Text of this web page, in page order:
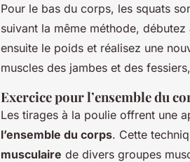
Pour le bas du corps, les squats
suivant la même méthode,
ensuite le poids et réalisez une
muscles des jambes et des
Exercice pour l’ensemble du
Les tirages à la poulie offrent une
l’ensemble du corps. Cette
musculaire de divers groupes